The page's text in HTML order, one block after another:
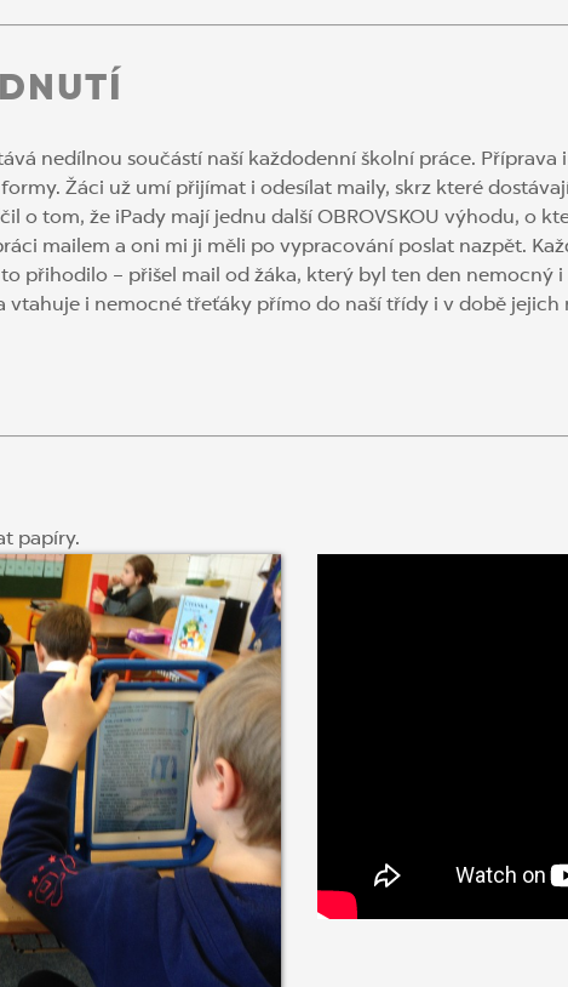
nedílnou součástí naší každodenní školní práce.
Žáci už umí přijímat i odesílat maily, skrz které
o tom, že iPady mají jednu další OBROVSKOU výhodu, o
mailem a oni mi ji měli po vypracování poslat nazpět.
přihodilo – přišel mail od žáka, který byl ten den nemocný i
vtahuje i nemocné třeťáky přímo do naší třídy i v době jejich
papíry.